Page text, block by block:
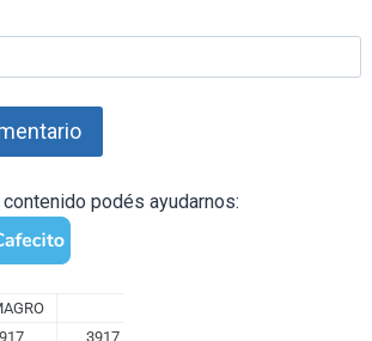
podés ayudarnos: